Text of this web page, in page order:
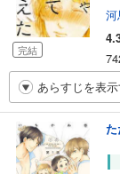
完結
河
あらすじを表
た